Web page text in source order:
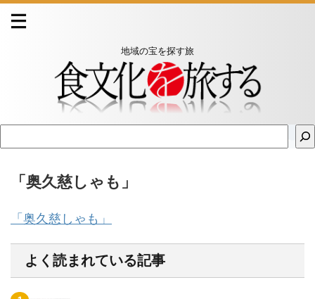
地域の宝を探す旅
「奥久慈しゃも」
「奥久慈しゃも」
よく読まれている記事